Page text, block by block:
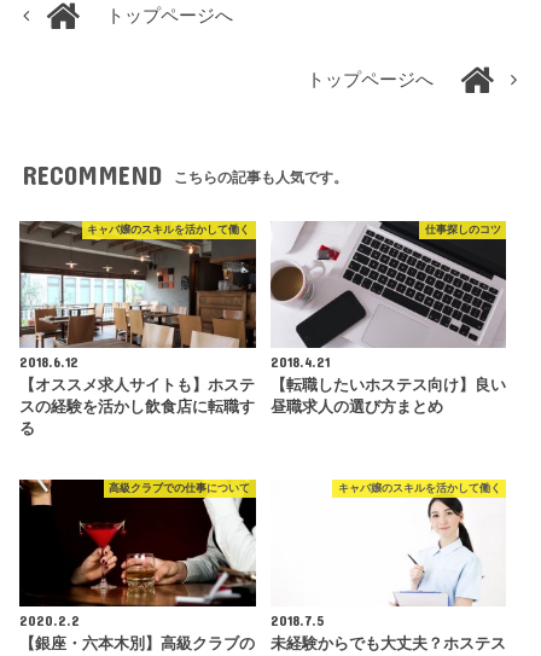
トップページへ
トップページへ
RECOMMEND こちらの記事も人気です。
キャバ嬢のスキルを活かして働く
2018.6.12
【オススメ求人サイトも】ホステ
スの経験を活かし飲食店に転職す
る
仕事探しのコツ
2018.4.21
【転職したいホステス向け】良い
昼職求人の選び方まとめ
高級クラブでの仕事について
2020.2.2
【銀座・六本木別】高級クラブの
キャバ嬢のスキルを活かして働く
2018.7.5
未経験からでも大丈夫？ホステス